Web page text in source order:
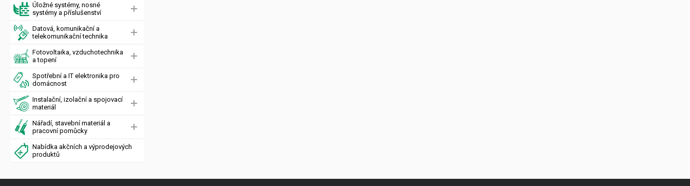
Úložné systémy, nosné
systémy a příslušenství
Datová, komunikační a
telekomunikační technika
Fotovoltaika, vzduchotechnika
a topení
Spotřební a IT elektronika pro
domácnost
Instalační, izolační a spojovací
materiál
Nářadí, stavební materiál a
pracovní pomůcky
Nabídka akčních a výprodejových
produktů